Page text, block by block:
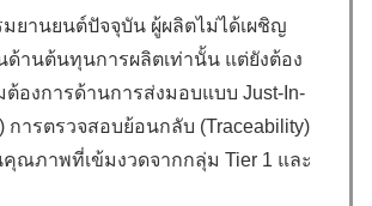
ยานยนต์ปัจจุบัน ผู้ผลิตไม่ได้เผชิญ
ด้านต้นทุนการผลิตเท่านั้น แต่ยังต้อง
องการด้านการส่งมอบแบบ Just-In-
การตรวจสอบย้อนกลับ (Traceability)
ณภาพที่เข้มงวดจากกลุ่ม Tier 1 และ